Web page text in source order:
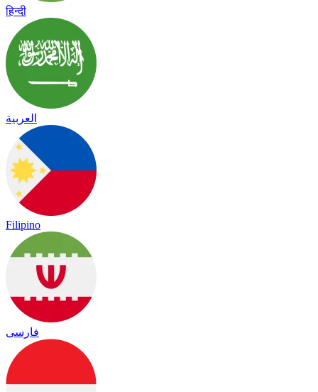
हिन्दी
العربية
Filipino
فارسی